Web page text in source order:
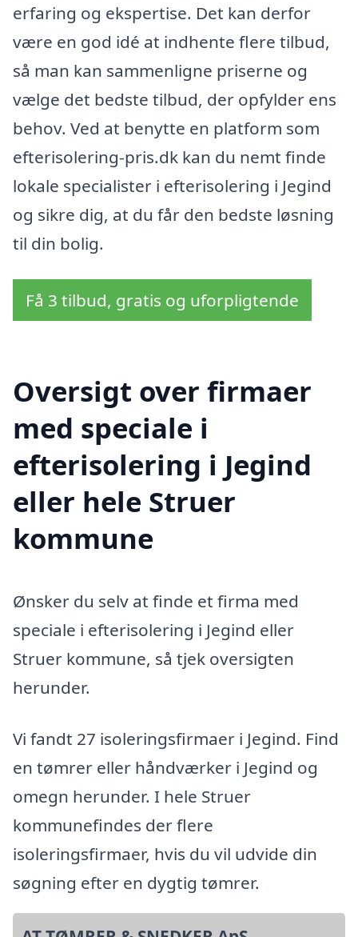
erfaring og ekspertise. Det kan derfor
være en god idé at indhente flere tilbud,
så man kan sammenligne priserne og
vælge det bedste tilbud, der opfylder ens
behov. Ved at benytte en platform som
efterisolering-pris.dk kan du nemt finde
lokale specialister i efterisolering i Jegind
og sikre dig, at du får den bedste løsning
til din bolig.
Få 3 tilbud, gratis og uforpligtende
Oversigt over firmaer
med speciale i
efterisolering i Jegind
eller hele Struer
kommune
Ønsker du selv at finde et firma med
speciale i efterisolering i Jegind eller
Struer kommune, så tjek oversigten
herunder.
Vi fandt 27 isoleringsfirmaer i Jegind. Find
en tømrer eller håndværker i Jegind og
omegn herunder. I hele Struer
kommunefindes der flere
isoleringsfirmaer, hvis du vil udvide din
søgning efter en dygtig tømrer.